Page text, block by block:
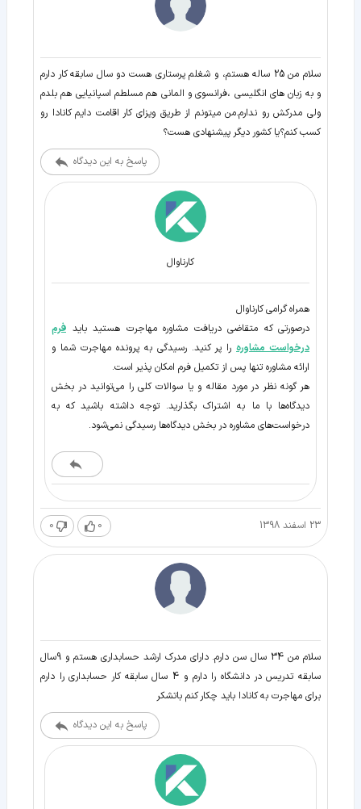
سلام من 25 ساله هستم، و شغلم پرستاری هست دو سال سابقه کار دارم
و به زبان های انگلیسی ،فرانسوی و المانی هم مسلطم اسپانیایی هم بلدم
ولی مدرکش رو ندارم.من میتونم از طریق ویزای کار اقامت دایم کانادا رو
کسب کنم؟یا کشور دیگر پیشنهادی هست؟
پاسخ به این دیدگاه
کارناوال
همراه گرامی کارناوال
درصورتی که متقاضی دریافت مشاوره مهاجرت هستید باید فرم
درخواست مشاوره را پر کنید. رسیدگی به پرونده مهاجرت شما و
ارائه مشاوره تنها پس از تکمیل فرم امکان پذیر است.
هر گونه نظر در مورد مقاله و یا سوالات کلی را می‌توانید در بخش
دیدگاه‌ها با ما به اشتراک بگذارید. توجه داشته باشید که به
درخواست‌های مشاوره در بخش دیدگاه‌ها رسیدگی نمی‌شود.
23 اسفند 1398 0
0
سلام من 34 سال سن دارم. دارای مدرک ارشد حسابداری هستم و 9سال
سابقه تدریس در دانشگاه را دارم و 4 سال سابقه کار حسابداری را دارم
برای مهاجرت به کانادا باید چکار کنم باتشکر
پاسخ به این دیدگاه